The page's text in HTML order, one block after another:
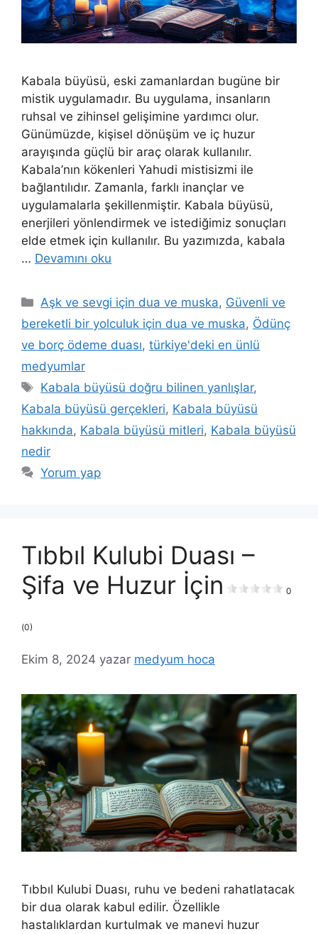
Kabala büyüsü, eski zamanlardan bugüne bir
mistik uygulamadır. Bu uygulama, insanların
ruhsal ve zihinsel gelişimine yardımcı olur.
Günümüzde, kişisel dönüşüm ve iç huzur
arayışında güçlü bir araç olarak kullanılır.
Kabala’nın kökenleri Yahudi mistisizmi ile
bağlantılıdır. Zamanla, farklı inançlar ve
uygulamalarla şekillenmiştir. Kabala büyüsü,
enerjileri yönlendirmek ve istediğimiz sonuçları
elde etmek için kullanılır. Bu yazımızda, kabala
… Devamını oku
Aşk ve sevgi için dua ve muska, Güvenli ve
bereketli bir yolculuk için dua ve muska, Ödünç
ve borç ödeme duası, türkiye'deki en ünlü
medyumlar
Kabala büyüsü doğru bilinen yanlışlar,
Kabala büyüsü gerçekleri, Kabala büyüsü
hakkında, Kabala büyüsü mitleri, Kabala büyüsü
nedir
Yorum yap
Tıbbıl Kulubi Duası –
Şifa ve Huzur İçin
0
(0)
Ekim 8, 2024 yazar medyum hoca
Tıbbıl Kulubi Duası, ruhu ve bedeni rahatlatacak
bir dua olarak kabul edilir. Özellikle
hastalıklardan kurtulmak ve manevi huzur